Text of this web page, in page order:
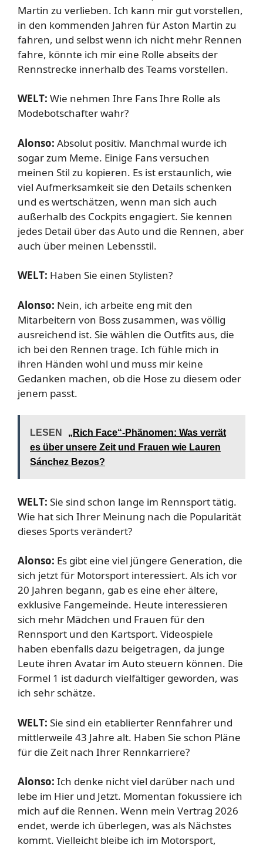
Martin zu verlieben. Ich kann mir gut vorstellen,
in den kommenden Jahren für Aston Martin zu
fahren, und selbst wenn ich nicht mehr Rennen
fahre, könnte ich mir eine Rolle abseits der
Rennstrecke innerhalb des Teams vorstellen.
WELT: Wie nehmen Ihre Fans Ihre Rolle als
Modebotschafter wahr?
Alonso: Absolut positiv. Manchmal wurde ich
sogar zum Meme. Einige Fans versuchen
meinen Stil zu kopieren. Es ist erstaunlich, wie
viel Aufmerksamkeit sie den Details schenken
und es wertschätzen, wenn man sich auch
außerhalb des Cockpits engagiert. Sie kennen
jedes Detail über das Auto und die Rennen, aber
auch über meinen Lebensstil.
WELT: Haben Sie einen Stylisten?
Alonso: Nein, ich arbeite eng mit den
Mitarbeitern von Boss zusammen, was völlig
ausreichend ist. Sie wählen die Outfits aus, die
ich bei den Rennen trage. Ich fühle mich in
ihren Händen wohl und muss mir keine
Gedanken machen, ob die Hose zu diesem oder
jenem passt.
LESEN
„Rich Face“-Phänomen: Was verrät
es über unsere Zeit und Frauen wie Lauren
Sánchez Bezos?
WELT: Sie sind schon lange im Rennsport tätig.
Wie hat sich Ihrer Meinung nach die Popularität
dieses Sports verändert?
Alonso: Es gibt eine viel jüngere Generation, die
sich jetzt für Motorsport interessiert. Als ich vor
20 Jahren begann, gab es eine eher ältere,
exklusive Fangemeinde. Heute interessieren
sich mehr Mädchen und Frauen für den
Rennsport und den Kartsport. Videospiele
haben ebenfalls dazu beigetragen, da junge
Leute ihren Avatar im Auto steuern können. Die
Formel 1 ist dadurch vielfältiger geworden, was
ich sehr schätze.
WELT: Sie sind ein etablierter Rennfahrer und
mittlerweile 43 Jahre alt. Haben Sie schon Pläne
für die Zeit nach Ihrer Rennkarriere?
Alonso: Ich denke nicht viel darüber nach und
lebe im Hier und Jetzt. Momentan fokussiere ich
mich auf die Rennen. Wenn mein Vertrag 2026
endet, werde ich überlegen, was als Nächstes
kommt. Vielleicht bleibe ich im Motorsport,